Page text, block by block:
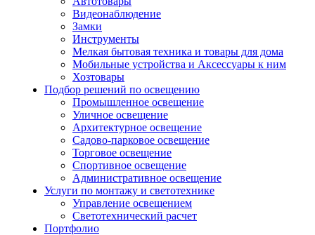
Видеонаблюдение
Замки
Инструменты
Мелкая бытовая техника и товары для дома
Мобильные устройства и Аксессуары к ним
Хозтовары
Подбор решений по освещению
Промышленное освещение
Уличное освещение
Архитектурное освещение
Садово-парковое освещение
Торговое освещение
Спортивное освещение
Административное освещение
Услуги по монтажу и светотехнике
Управление освещением
Светотехнический расчет
Портфолио